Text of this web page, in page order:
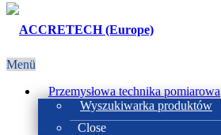
Menü
Przemysłowa technika pomiarowa
Wyszukiwarka produktów
Close